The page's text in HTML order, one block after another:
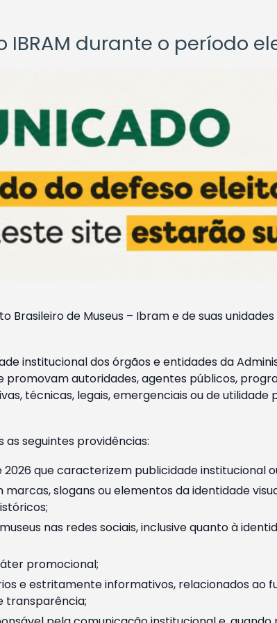
durante o período
de Museus – Ibram e de suas
institucional dos órgãos e entidades da
autoridades, agentes públicos,
técnicas, legais, emergenciais ou de utilidade
seguintes providências:
que caracterizem publicidade institucional
slogans ou elementos da identidade
nas redes sociais, inclusive quanto à
promocional;
e estritamente informativos, relacionados ao
transparência;